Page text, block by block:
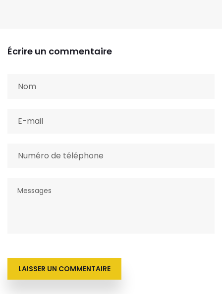
Écrire un commentaire
LAISSER UN COMMENTAIRE